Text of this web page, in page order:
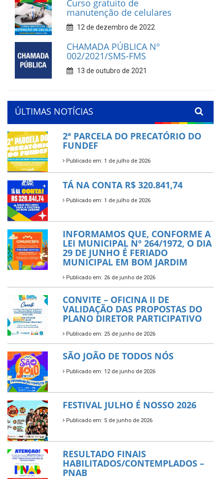
Curso gratuito de
manutenção de celulares
12 de dezembro de 2022
CHAMADA PÚBLICA Nº
002/2021/SMS-FMS
13 de outubro de 2021
ÚLTIMAS NOTÍCIAS
2ª PARCELA DO PRECATÓRIO DO
FUNDEF
Publicado em: 1 de julho de 2026
TÁ NA CONTA R$ 320.841,74
Publicado em: 1 de julho de 2026
INFORMAMOS QUE, CONFORME A
LEI MUNICIPAL Nº 264/1972, O DIA
29 DE JUNHO É FERIADO
MUNICIPAL EM BOM JARDIM
Publicado em: 26 de junho de 2026
CONVITE – OFICINA II DE
VALIDAÇÃO DAS PROPOSTAS DO
PLANO DIRETOR PARTICIPATIVO
Publicado em: 25 de junho de 2026
SÃO JOÃO DE TODOS NÓS
Publicado em: 12 de junho de 2026
FESTIVAL JULHO É NOSSO 2026
Publicado em: 5 de junho de 2026
RESULTADO FINAIS
HABILITADOS/CONTEMPLADOS –
PNAB